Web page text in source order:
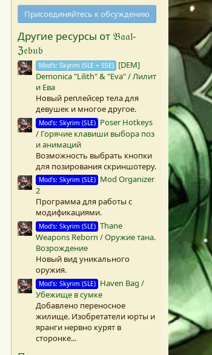
0
з
(
Присоединяйтесь к обсуждению
Другие ресурсы от 𝔅𝔞𝔞𝔩-
ℨ𝔢𝔟𝔲𝔟
Mod's: Skyrim (SLE + SSE) [DEM]
Demonica "Lilith" & "Eva" / Лилит
и Ева
Новый реплейсер тела для
девушек и многое другое.
Mod's: Skyrim (SLE) Poser Hotkeys
/ Горячие клавиши выбора поз
и анимаций
Возможность выбрать кнопки
для позирования скриншотеру.
Mod's: Skyrim (SLE) Mod Organizer
2
Программа для работы с
модификациями.
Mod's: Skyrim (SLE) Thane
Weapons Reborn / Оружие тана.
Возрождение
Новый вид уникального
оружия.
Mod's: Skyrim (SLE) Haven Bag /
Убежище в сумке
Добавлено переносное
жилище. Изобретатели юрты и
яранги нервно курят в
сторонке...